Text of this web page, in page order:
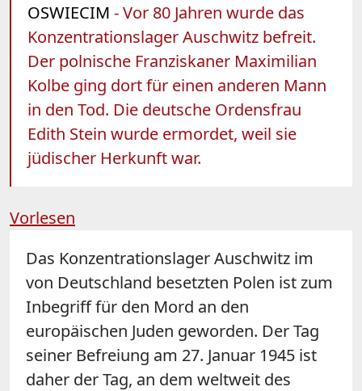
OSWIECIM - Vor 80 Jahren wurde das
Konzentrationslager Auschwitz befreit.
Der polnische Franziskaner Maximilian
Kolbe ging dort für einen anderen Mann
in den Tod. Die deutsche Ordensfrau
Edith Stein wurde ermordet, weil sie
jüdischer Herkunft war.
Vorlesen
Das Konzentrationslager Auschwitz im
von Deutschland besetzten Polen ist zum
Inbegriff für den Mord an den
europäischen Juden geworden. Der Tag
seiner Befreiung am 27. Januar 1945 ist
daher der Tag, an dem weltweit des